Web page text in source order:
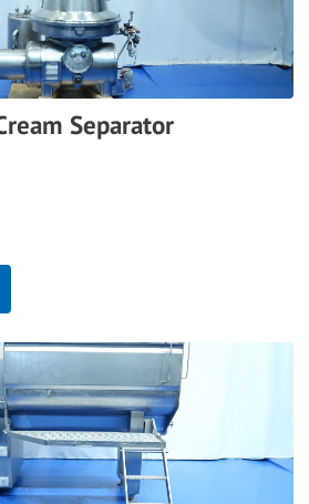
Separator